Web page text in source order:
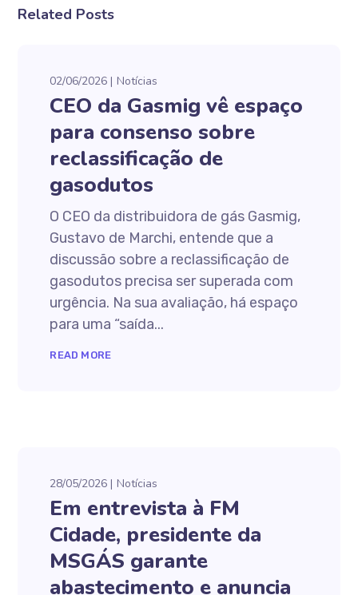
Related Posts
02/06/2026 Notícias
CEO da Gasmig vê espaço
para consenso sobre
reclassificação de
gasodutos
O CEO da distribuidora de gás Gasmig,
Gustavo de Marchi, entende que a
discussão sobre a reclassificação de
gasodutos precisa ser superada com
urgência. Na sua avaliação, há espaço
para uma “saída...
READ MORE
28/05/2026 Notícias
Em entrevista à FM
Cidade, presidente da
MSGÁS garante
abastecimento e anuncia